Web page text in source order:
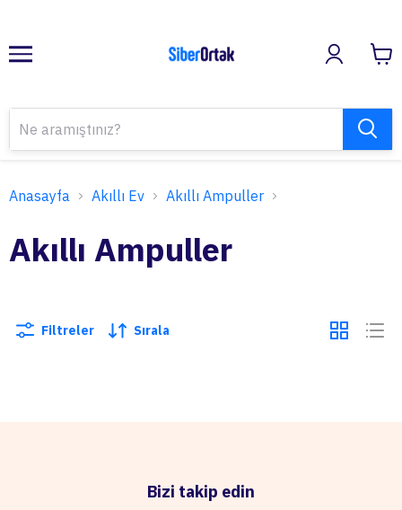
Anasayfa Akıllı Ev Akıllı Ampuller
Akıllı Ampuller
Filtreler Sırala
Bizi takip edin